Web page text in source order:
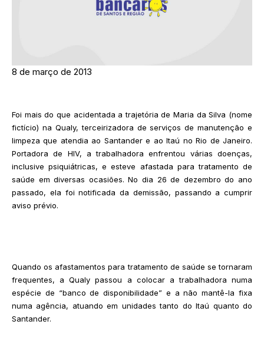
8 de março de 2013
Foi mais do que acidentada a trajetória de Maria da Silva (nome
fictício) na Qualy, terceirizadora de serviços de manutenção e
limpeza que atendia ao Santander e ao Itaú no Rio de Janeiro.
Portadora de HIV, a trabalhadora enfrentou várias doenças,
inclusive psiquiátricas, e esteve afastada para tratamento de
saúde em diversas ocasiões. No dia 26 de dezembro do ano
passado, ela foi notificada da demissão, passando a cumprir
aviso prévio.
Quando os afastamentos para tratamento de saúde se tornaram
frequentes, a Qualy passou a colocar a trabalhadora numa
espécie de “banco de disponibilidade” e a não mantê-la fixa
numa agência, atuando em unidades tanto do Itaú quanto do
Santander.